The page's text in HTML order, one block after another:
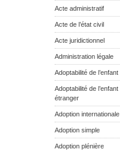
Acte administratif
Acte de l’état civil
Acte juridictionnel
Administration légale
Adoptabilité de l’enfant
Adoptabilité de l’enfant
étranger
Adoption internationale
Adoption simple
Adoption plénière